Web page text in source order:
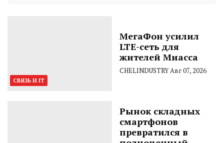
СВЯЗЬ И IT
МегаФон усилил
LTE-сеть для
жителей Миасса
CHELINDUSTRYАвг 07, 2026
Рынок складных
смартфонов
превратился в